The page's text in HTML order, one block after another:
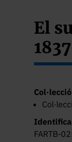
El
1837
Col·lecció
FARTB-